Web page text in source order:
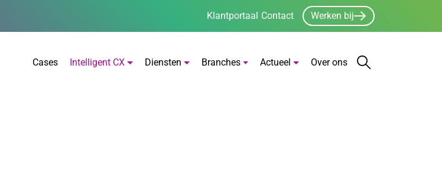
Klantportaal Contact Werken bij
Cases Intelligent CX Diensten Branches Actueel Over ons
Zoeken